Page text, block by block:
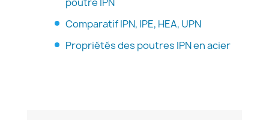
Comparatif IPN, IPE, HEA, UPN
Propriétés des poutres IPN en acier